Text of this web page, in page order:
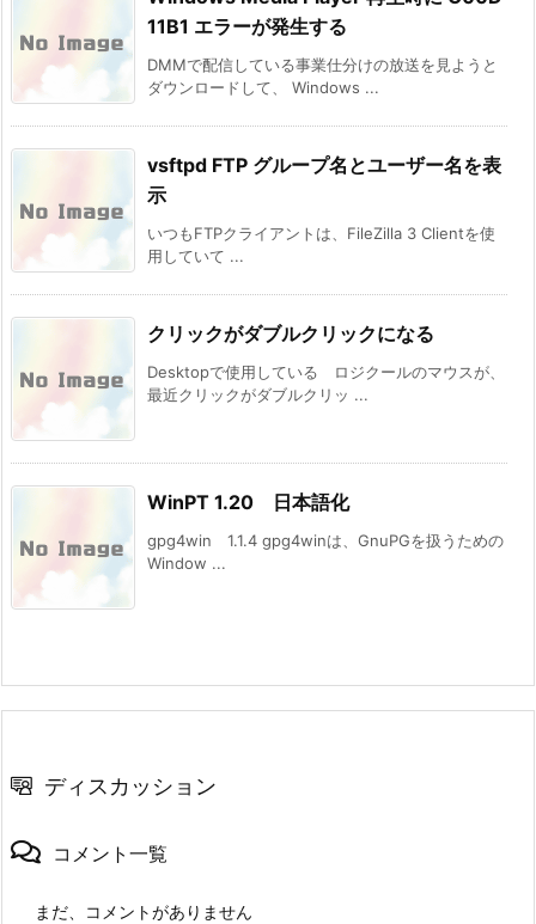
11B1 エラーが発生する
DMMで配信している事業仕分けの放送を見ようと
ダウンロードして、 Windows ...
vsftpd FTP グループ名とユーザー名を表
示
いつもFTPクライアントは、FileZilla 3 Clientを使
用していて ...
クリックがダブルクリックになる
Desktopで使用している ロジクールのマウスが、
最近クリックがダブルクリッ ...
WinPT 1.20 日本語化
gpg4win 1.1.4 gpg4winは、GnuPGを扱うための
Window ...
ディスカッション
コメント一覧
まだ、コメントがありません